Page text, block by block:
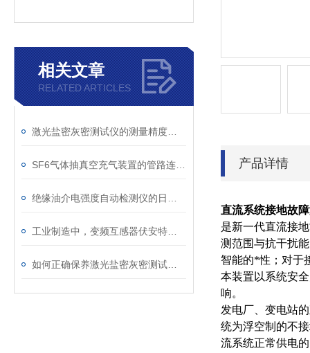
相关文章
RELATED ARTICLES
产品详情
直流系统接地故
是新一代直流接
测范围与抗干扰
智能的*性；对于
本装置以系统安
响。
发电厂、变电站
统为浮空制的不
流系统正常供电